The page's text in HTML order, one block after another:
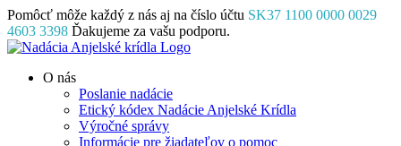
Skip
to
content
Pomôcť môže každý z nás aj na číslo účtu SK37 1100 0000 0029
4603 3398 Ďakujeme za vašu podporu.
Facebook
Instagram
YouTube
O nás
Poslanie nadácie
Etický kódex Nadácie Anjelské Krídla
Výročné správy
Informácie pre žiadateľov o pomoc